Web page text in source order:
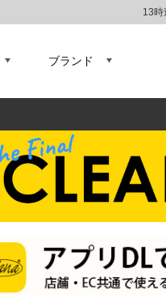
13時
ブランド